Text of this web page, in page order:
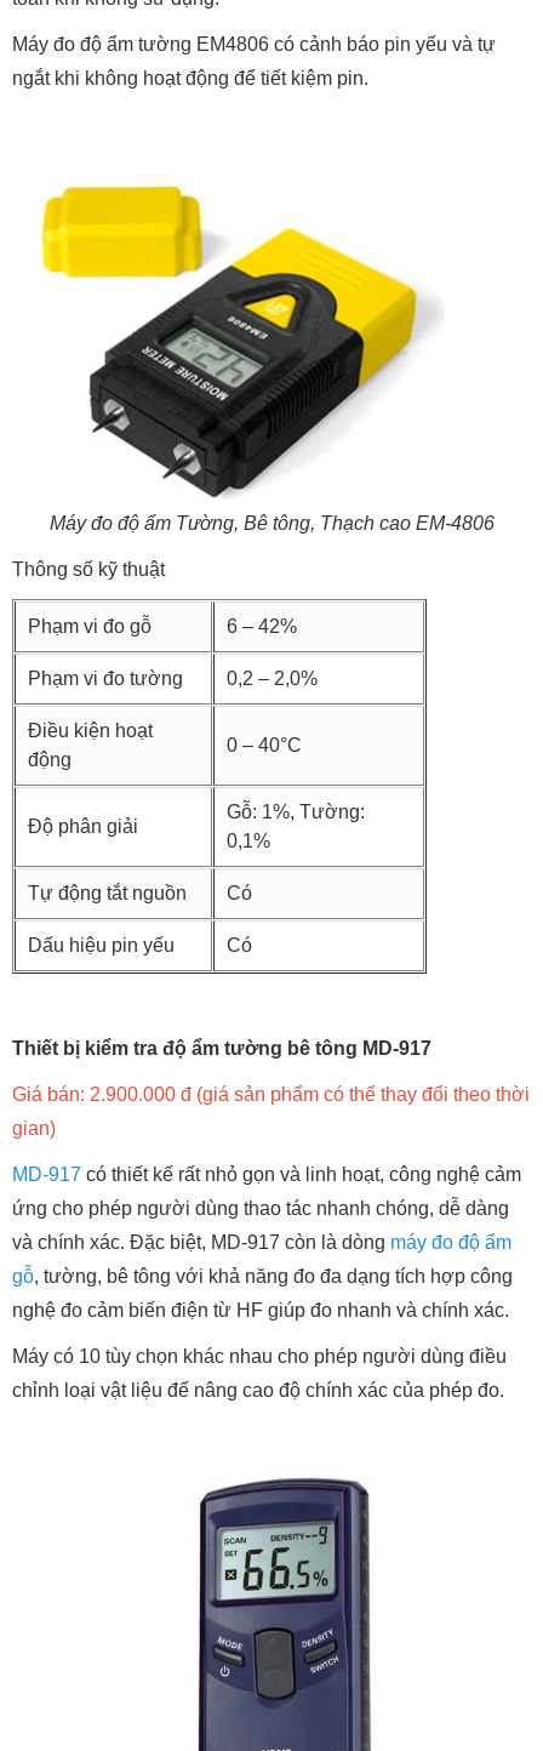
Máy đo độ ẩm tường EM4806 có cảnh báo pin yếu và tự
ngắt khi không hoạt động để tiết kiệm pin.
Máy đo độ ẩm Tường, Bê tông, Thạch cao EM-4806
Thông số kỹ thuật
Phạm vi đo gỗ 6 – 42%
Phạm vi đo tường 0,2 – 2,0%
Điều kiện hoạt
động
0 – 40°C
Độ phân giải
Gỗ: 1%, Tường:
0,1%
Tự động tắt nguồn Có
Dấu hiệu pin yếu Có
Thiết bị kiểm tra độ ẩm tường bê tông MD-917
Giá bán: 2.900.000 đ (giá sản phẩm có thể thay đổi theo thời
gian)
MD-917 có thiết kế rất nhỏ gọn và linh hoạt, công nghệ cảm
ứng cho phép người dùng thao tác nhanh chóng, dễ dàng
và chính xác. Đặc biệt, MD-917 còn là dòng máy đo độ ẩm
gỗ, tường, bê tông với khả năng đo đa dạng tích hợp công
nghệ đo cảm biến điện từ HF giúp đo nhanh và chính xác.
Máy có 10 tùy chọn khác nhau cho phép người dùng điều
chỉnh loại vật liệu để nâng cao độ chính xác của phép đo.